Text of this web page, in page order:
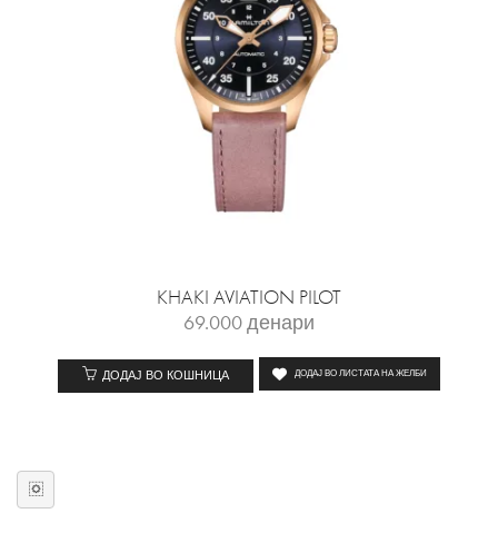
KHAKI AVIATION PILOT
69.000денари
ДОДАЈ ВО КОШНИЦА ДОДАЈ ВО ЛИСТАТА НА ЖЕЛБИ